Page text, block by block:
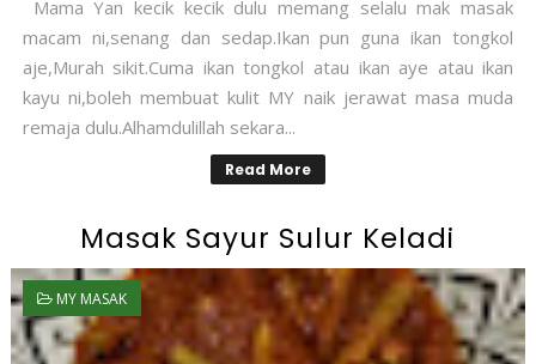
Mama Yan kecik kecik dulu memang selalu mak masak
macam ni,senang dan sedap.Ikan pun guna ikan tongkol
aje,Murah sikit.Cuma ikan tongkol atau ikan aye atau ikan
kayu ni,boleh membuat kulit MY naik jerawat masa muda
remaja dulu.Alhamdulillah sekara...
Read More
Masak Sayur Sulur Keladi
MY MASAK